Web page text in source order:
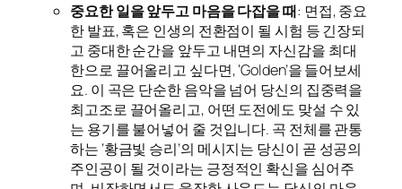
중요한 일을 앞두고 마음을 다잡을 때: 면접, 중요
한 발표, 혹은 인생의 전환점이 될 시험 등 긴장되
고 중대한 순간을 앞두고 내면의 자신감을 최대
한으로 끌어올리고 싶다면, ‘Golden’을 들어보세
요. 이 곡은 단순한 음악을 넘어 당신의 집중력을
최고조로 끌어올리고, 어떤 도전에도 맞설 수 있
는 용기를 불어넣어 줄 것입니다. 곡 전체를 관통
하는 ‘황금빛 승리’의 메시지는 당신이 곧 성공의
주인공이 될 것이라는 긍정적인 확신을 심어주